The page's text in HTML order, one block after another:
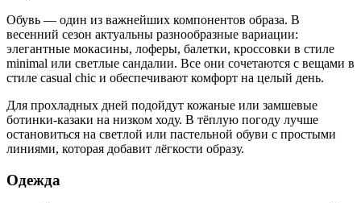
Обувь — один из важнейших компонентов образа. В
весенний сезон актуальны разнообразные вариации:
элегантные мокасины, лоферы, балетки, кроссовки в стиле
minimal или светлые сандалии. Все они сочетаются с вещами в
стиле casual chic и обеспечивают комфорт на целый день.
Для прохладных дней подойдут кожаные или замшевые
ботинки-казаки на низком ходу. В тёплую погоду лучше
остановиться на светлой или пастельной обуви с простыми
линиями, которая добавит лёгкости образу.
Одежда